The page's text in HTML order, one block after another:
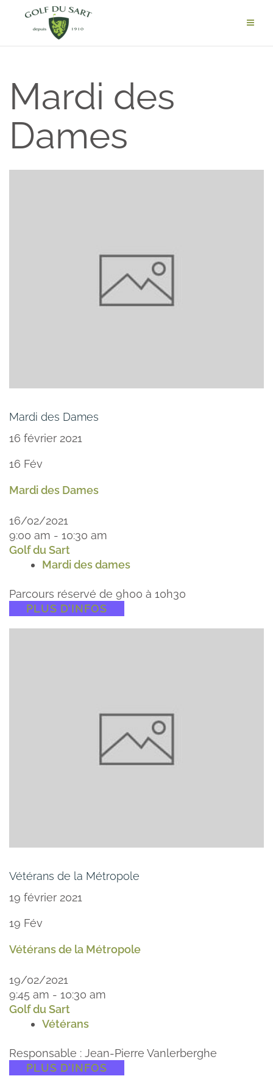
Mardi des
Dames
Mardi des Dames
16 février 2021
16 Fév
Mardi des Dames
16/02/2021
9:00 am - 10:30 am
Golf du Sart
Mardi des dames
Parcours réservé de 9h00 à 10h30
PLUS D’INFOS
Vétérans de la Métropole
19 février 2021
19 Fév
Vétérans de la Métropole
19/02/2021
9:45 am - 10:30 am
Golf du Sart
Vétérans
Responsable : Jean-Pierre Vanlerberghe
PLUS D’INFOS